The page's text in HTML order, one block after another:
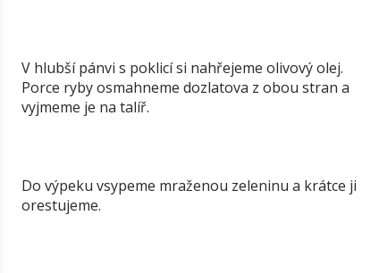
V hlubší pánvi s poklicí si nahřejeme olivový olej.
Porce ryby osmahneme dozlatova z obou stran a
vyjmeme je na talíř.
Do výpeku vsypeme mraženou zeleninu a krátce ji
orestujeme.